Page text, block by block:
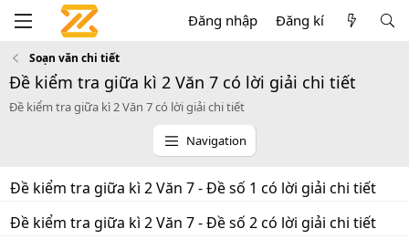
Đăng nhập Đăng kí
Soạn văn chi tiết
Đề kiểm tra giữa kì 2 Văn 7 có lời giải chi tiết
Đề kiểm tra giữa kì 2 Văn 7 có lời giải chi tiết
Navigation
Đề kiểm tra giữa kì 2 Văn 7 - Đề số 1 có lời giải chi tiết
Đề kiểm tra giữa kì 2 Văn 7 - Đề số 2 có lời giải chi tiết